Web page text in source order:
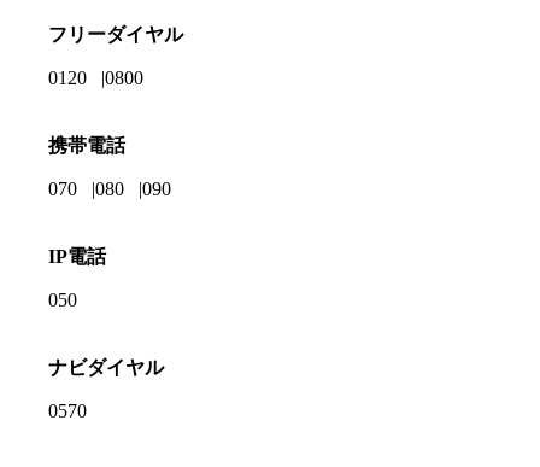
フリーダイヤル
0120 0800
携帯電話
070 080 090
IP電話
050
ナビダイヤル
0570